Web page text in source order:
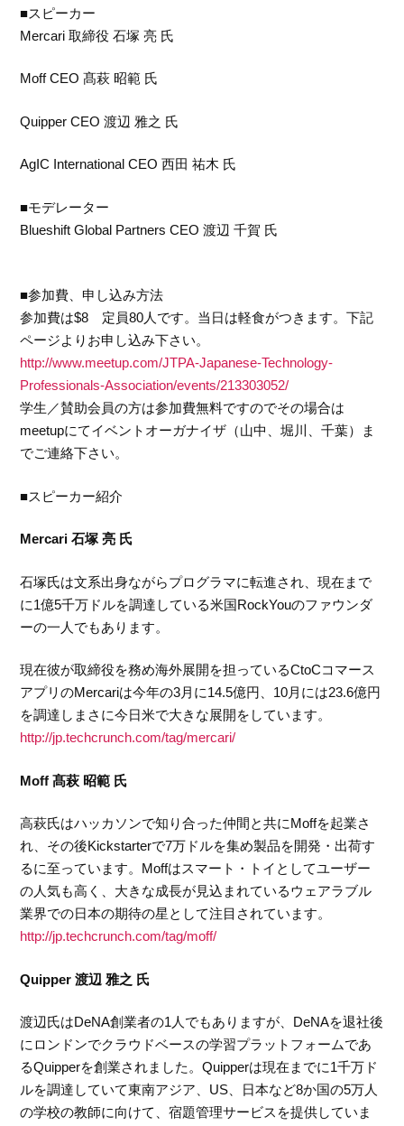
■スピーカー
Mercari 取締役 石塚 亮 氏
Moff CEO 髙萩 昭範 氏
Quipper CEO 渡辺 雅之 氏
AgIC International CEO 西田 祐木 氏
■モデレーター
Blueshift Global Partners CEO 渡辺 千賀 氏
■参加費、申し込み方法
参加費は$8 定員80人です。当日は軽食がつきます。下記
ページよりお申し込み下さい。
http://www.meetup.com/JTPA-Japanese-Technology-
Professionals-Association/events/213303052/
学生／賛助会員の方は参加費無料ですのでその場合は
meetupにてイベントオーガナイザ（山中、堀川、千葉）ま
でご連絡下さい。
■スピーカー紹介
Mercari 石塚 亮 氏
石塚氏は文系出身ながらプログラマに転進され、現在まで
に1億5千万ドルを調達している米国RockYouのファウンダ
ーの一人でもあります。
現在彼が取締役を務め海外展開を担っているCtoCコマース
アプリのMercariは今年の3月に14.5億円、10月には23.6億円
を調達しまさに今日米で大きな展開をしています。
http://jp.techcrunch.com/tag/mercari/
Moff 髙萩 昭範 氏
高萩氏はハッカソンで知り合った仲間と共にMoffを起業さ
れ、その後Kickstarterで7万ドルを集め製品を開発・出荷す
るに至っています。Moffはスマート・トイとしてユーザー
の人気も高く、大きな成長が見込まれているウェアラブル
業界での日本の期待の星として注目されています。
http://jp.techcrunch.com/tag/moff/
Quipper 渡辺 雅之 氏
渡辺氏はDeNA創業者の1人でもありますが、DeNAを退社後
にロンドンでクラウドベースの学習プラットフォームであ
るQuipperを創業されました。Quipperは現在までに1千万ド
ルを調達していて東南アジア、US、日本など8か国の5万人
の学校の教師に向けて、宿題管理サービスを提供していま